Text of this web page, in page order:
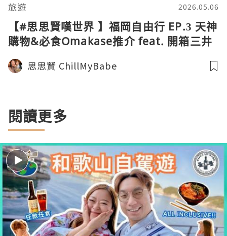
旅遊 2026.05.06
【#思思賢嘆世界 】福岡自由行 EP.3 天神
購物&必食Omakase推介 feat. 開箱三井
花園酒店福岡祇園 | 在掌壽司 #酒店 #福
岡美食 #omakase
思思賢 ChillMyBabe
閱讀更多